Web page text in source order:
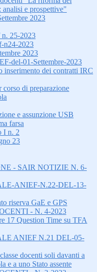
e prospettive"
2023
n. 25-2023
n24-2023
2023
del-01-Settembre-2023
inserimento dei contratti IRC
corso di preparazione
e assunzione USB
farsa
I n. 2
23
- SAIR NOTIZIE N. 6-
ANIEF-N.22-DEL-13-
riserva GaE e GPS
- N. 4-2023
17 Question Time su TFA
ANIEF N.21 DEL-05-
docenti soli davanti a
e a uno Stato assente